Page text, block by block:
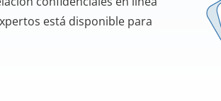
está disponible para